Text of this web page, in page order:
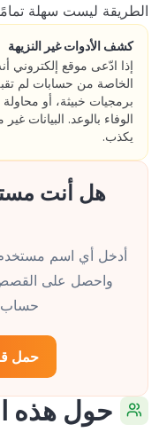
الطريقة ليست سهلة
كشف الأدوات غير النزيهة
إذا ادّعى موقع إلكتروني
الخاصة من حسابات لم
برمجيات خبيثة، أو
الوفاء بالوعد.
يكذب.
هل أنت
أدخل أي اسم مستخدم
واحصل على
حساب،
حمل
حول هذه